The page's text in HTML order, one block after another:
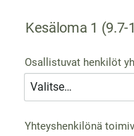
Kesäloma 1 (9.7-
Osallistuvat henkilöt
Yhteyshenkilönä